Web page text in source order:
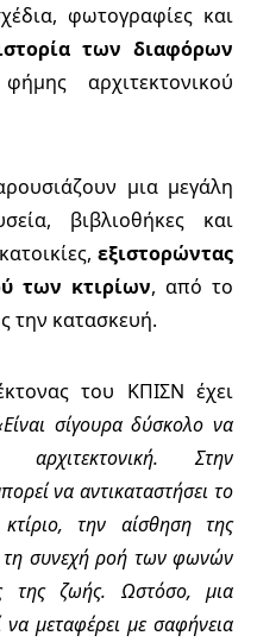
φωτογραφίες και
των διαφόρων
αρχιτεκτονικού
μια μεγάλη
βιβλιοθήκες και
εξιστορώντας
των κτιρίων, από το
την κατασκευή.
του ΚΠΙΣΝ έχει
σίγουρα δύσκολο να
Στην
να αντικαταστήσει το
την αίσθηση της
τη συνεχή ροή των φωνών
της ζωής. Ωστόσο, μια
να μεταφέρει με σαφήνεια